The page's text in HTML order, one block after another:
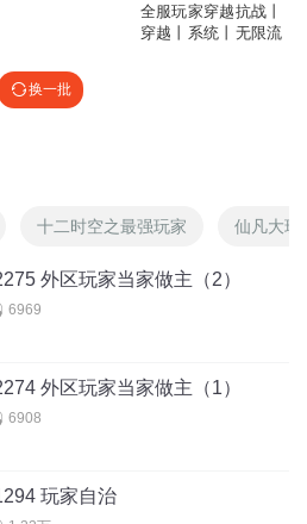
全服玩家穿越抗战丨
穿越丨系统丨无限流
换一批
十二时空之最强玩家 仙凡大玩
外区玩家当家做主（2）
6969
外区玩家当家做主（1）
6908
玩家自治